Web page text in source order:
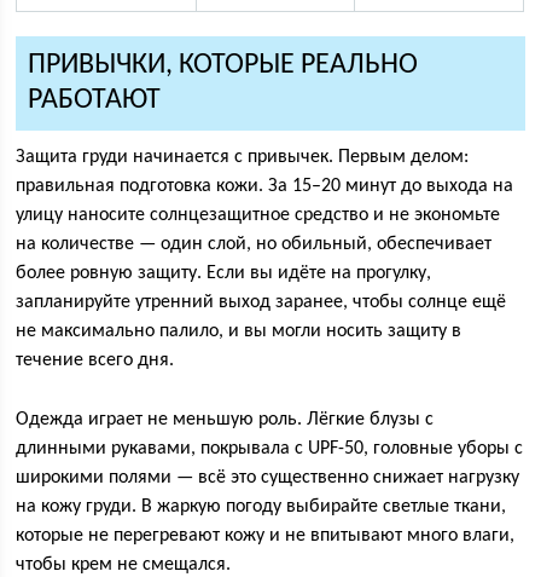
ПРИВЫЧКИ, КОТОРЫЕ РЕАЛЬНО
РАБОТАЮТ
Защита груди начинается с привычек. Первым делом:
правильная подготовка кожи. За 15–20 минут до выхода на
улицу наносите солнцезащитное средство и не экономьте
на количестве — один слой, но обильный, обеспечивает
более ровную защиту. Если вы идёте на прогулку,
запланируйте утренний выход заранее, чтобы солнце ещё
не максимально палило, и вы могли носить защиту в
течение всего дня.
Одежда играет не меньшую роль. Лёгкие блузы с
длинными рукавами, покрывала с UPF-50, головные уборы с
широкими полями — всё это существенно снижает нагрузку
на кожу груди. В жаркую погоду выбирайте светлые ткани,
которые не перегревают кожу и не впитывают много влаги,
чтобы крем не смещался.